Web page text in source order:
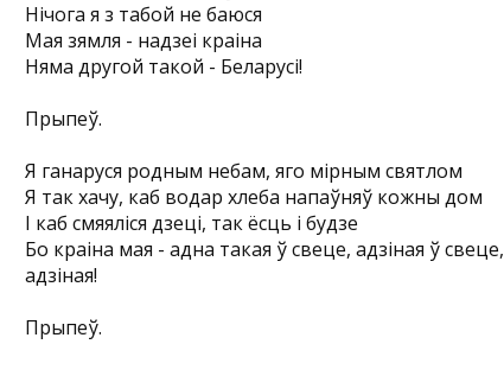
Нічога я з табой не баюся
Мая зямля - надзеі краіна
Няма другой такой - Беларусі!
Прыпеў.
Я ганаруся родным небам, яго мірным святлом
Я так хачу, каб водар хлеба напаўняў кожны дом
I каб смяяліся дзеці, так ёсць і будзе
Бо краіна мая - адна такая ў свеце, адзіная ў свеце,
адзіная!
Прыпеў.